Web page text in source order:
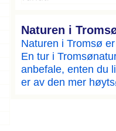
Naturen i
Naturen i Tromsø
En tur i
anbefale, enten du
er av den mer